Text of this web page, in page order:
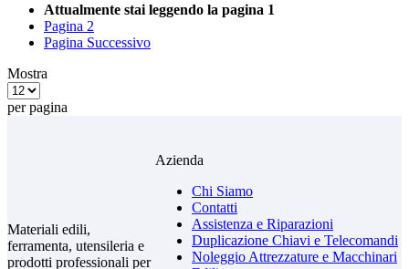
Attualmente stai leggendo la pagina 1
Pagina 2
Pagina Successivo
Mostra
per pagina
Materiali edili,
ferramenta, utensileria e
prodotti professionali per
Azienda
Chi Siamo
Contatti
Assistenza e Riparazioni
Duplicazione Chiavi e Telecomandi
Noleggio Attrezzature e Macchinari